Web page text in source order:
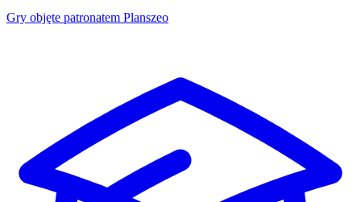
Gry objęte patronatem Planszeo